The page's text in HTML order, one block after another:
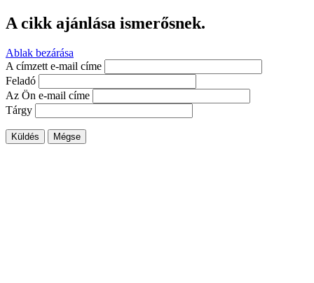
A cikk ajánlása ismerősnek.
Ablak bezárása
A címzett e-mail címe
Feladó
Az Ön e-mail címe
Tárgy
Küldés Mégse